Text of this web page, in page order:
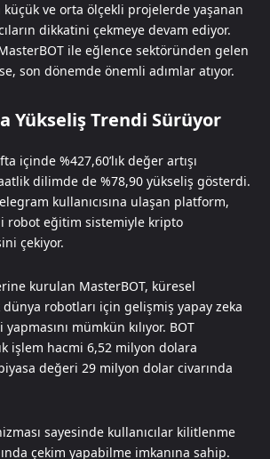
küçük ve orta ölçekli projelerde yaşanan
dikkatini çekmeye devam ediyor.
ile eğlence sektöründen gelen
son dönemde önemli adımlar atıyor.
Yükseliş Trendi Sürüyor
içinde %427,60’lık değer artışı
dilimde de %78,90 yükseliş gösterdi.
kullanıcısına ulaşan platform,
robot eğitim sistemiyle kripto
çekiyor.
kurulan MasterBOT, küresel
robotları için gelişmiş yapay zeka
mümkün kılıyor. BOT
işlem hacmi 6,52 milyon dolara
değeri 29 milyon dolar civarında
sayesinde kullanıcılar kilitlenme
çekim yapabilme imkanına sahip.